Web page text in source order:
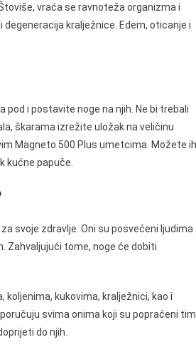
vraća se ravnoteža organizma i
kralježnice. Edem, oticanje i
pod i postavite noge na njih. Ne bi trebali
škarama izrežite uložak na veličinu
Magneto 500 Plus umetcima. Možete ih
kućne papuče.
svoje zdravlje. Oni su posvećeni ljudima
Zahvaljujući tome, noge će dobiti
kukovima, kralježnici, kao i
svima onima koji su popraćeni tim
do njih.